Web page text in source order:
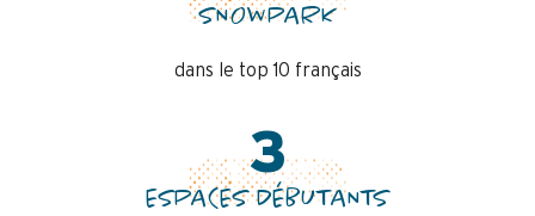
SNOWPARK
dans le top 10 français
3
ESPACES DÉBUTANTS